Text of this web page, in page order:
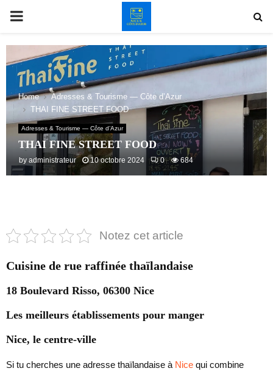
PRIMARY
MENU
Home
Adresses & Tourisme — Côte d’Azur
THAI FINE STREET FOOD
Adresses & Tourisme — Côte d’Azur
THAI FINE STREET FOOD
by administrateur 10 octobre 2024 0 684
Notez cet article
Cuisine de rue raffinée thaïlandaise
18 Boulevard Risso, 06300 Nice
Les meilleurs établissements pour manger
Nice, le centre-ville
Si tu cherches une adresse thaïlandaise à Nice qui combine